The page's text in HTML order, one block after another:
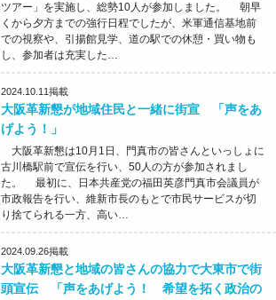
ツアー」を実施し、総勢10人が参加しました。 朝早
くから夕方までの強行日程でしたが、米軍通信基地前
での視察や、引揚館見学、道の駅での休憩・買い物も
し、参加者は充実した…
2024.10.11掲載
大阪革新懇が地域住民と一緒に街宣 「声をあ
げよう！」
大阪革新懇は10月1日、門真市の皆さんといっしょに
古川橋駅前で宣伝を行い、50人の方が参加されまし
た。 最初に、日本共産党の福田英彦門真市会議員が
市政報告を行い、維新市長のもとで市民サービスが切
り捨てられる一方、高い…
2024.09.26掲載
大阪革新懇と地域の皆さんの協力で大東市で街
頭宣伝 「声をあげよう！ 希望を拓く政治の